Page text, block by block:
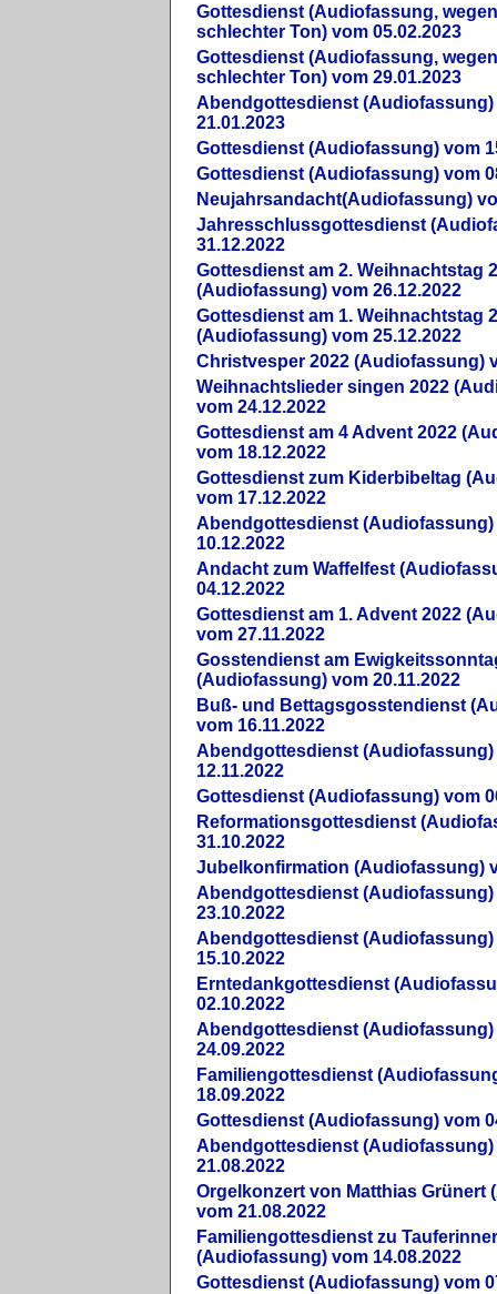
Gottesdienst (Audiofassung,
schlechter Ton) vom 05.02.2023
Gottesdienst (Audiofassung,
schlechter Ton) vom 29.01.2023
Abendgottesdienst (Audiofassung)
21.01.2023
Gottesdienst (Audiofassung) vom
Gottesdienst (Audiofassung) vom
Neujahrsandacht(Audiofassung)
Jahresschlussgottesdienst
31.12.2022
Gottesdienst am 2. Weihnachtstag
(Audiofassung) vom 26.12.2022
Gottesdienst am 1. Weihnachtstag
(Audiofassung) vom 25.12.2022
Christvesper 2022 (Audiofassung)
Weihnachtslieder singen 2022
vom 24.12.2022
Gottesdienst am 4 Advent 2022
vom 18.12.2022
Gottesdienst zum Kiderbibeltag
vom 17.12.2022
Abendgottesdienst (Audiofassung)
10.12.2022
Andacht zum Waffelfest
04.12.2022
Gottesdienst am 1. Advent 2022
vom 27.11.2022
Gosstendienst am
(Audiofassung) vom 20.11.2022
Buß- und Bettagsgosstendienst
vom 16.11.2022
Abendgottesdienst (Audiofassung)
12.11.2022
Gottesdienst (Audiofassung) vom
Reformationsgottesdienst
31.10.2022
Jubelkonfirmation (Audiofassung)
Abendgottesdienst (Audiofassung)
23.10.2022
Abendgottesdienst (Audiofassung)
15.10.2022
Erntedankgottesdienst
02.10.2022
Abendgottesdienst (Audiofassung)
24.09.2022
Familiengottesdienst
18.09.2022
Gottesdienst (Audiofassung) vom
Abendgottesdienst (Audiofassung)
21.08.2022
Orgelkonzert von Matthias Grünert
vom 21.08.2022
Familiengottesdienst zu
(Audiofassung) vom 14.08.2022
Gottesdienst (Audiofassung) vom